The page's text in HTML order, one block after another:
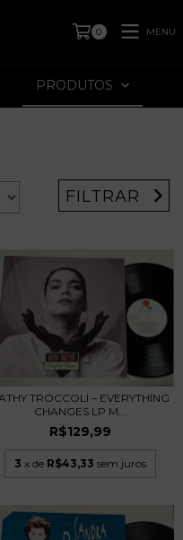
0 MENU
PRODUTOS
FILTRAR
TROCCOLI – EVERYTHING
CHANGES LP M...
R$129,99
3 x de R$43,33 sem juros